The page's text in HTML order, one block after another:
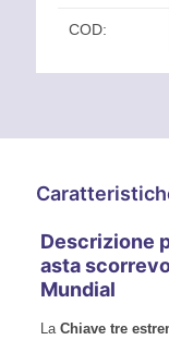
COD:
Descrizione
asta
Mundial
La Chiave tre